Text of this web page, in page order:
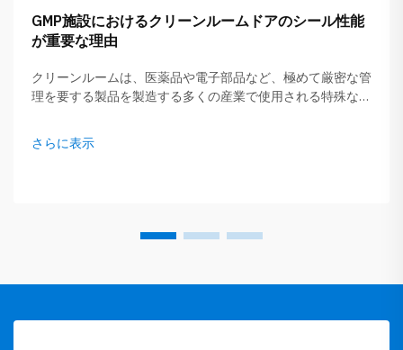
GMP施設におけるクリーンルームドアのシール性能
が重要な理由
クリーンルームは、医薬品や電子部品など、極めて厳密な管
理を要する製品を製造する多くの産業で使用される特殊な場
エリアを安全かつ清潔に保つために極めて重要です。ドアの
シーリングが不十分であると…
さらに表示